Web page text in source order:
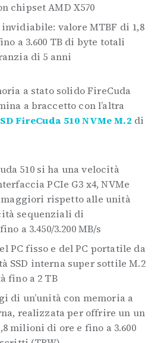
chipset AMD X570
valore MTBF di 1,8
a 3.600 TB di byte totali
di 5 anni
a stato solido FireCuda
a braccetto con l’altra
FireCuda 510 NVMe M.2 di
510 si ha una velocità
PCIe G3 x4, NVMe
maggiori rispetto alle unità
sequenziali di
a 3.450/3.200 MB/s
PC fisso e del PC portatile da
SSD interna super sottile M.2
fino a 2 TB
di un’unità con memoria a
realizzata per offrire un un
milioni di ore e fino a 3.600